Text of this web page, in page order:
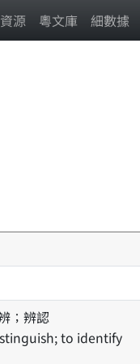
資源 粵文庫 細數據
；辨認
to identify